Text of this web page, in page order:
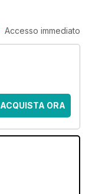
Accesso immediato
ACQUISTA ORA